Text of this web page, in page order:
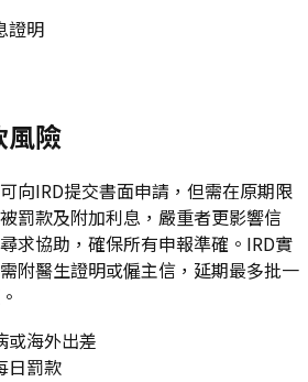
證明
風險
向IRD提交書面申請，但需在原期限
罰款及附加利息，嚴重者更影響信
求協助，確保所有申報準確。IRD實
附醫生證明或僱主信，延期最多批一
或海外出差
日罰款